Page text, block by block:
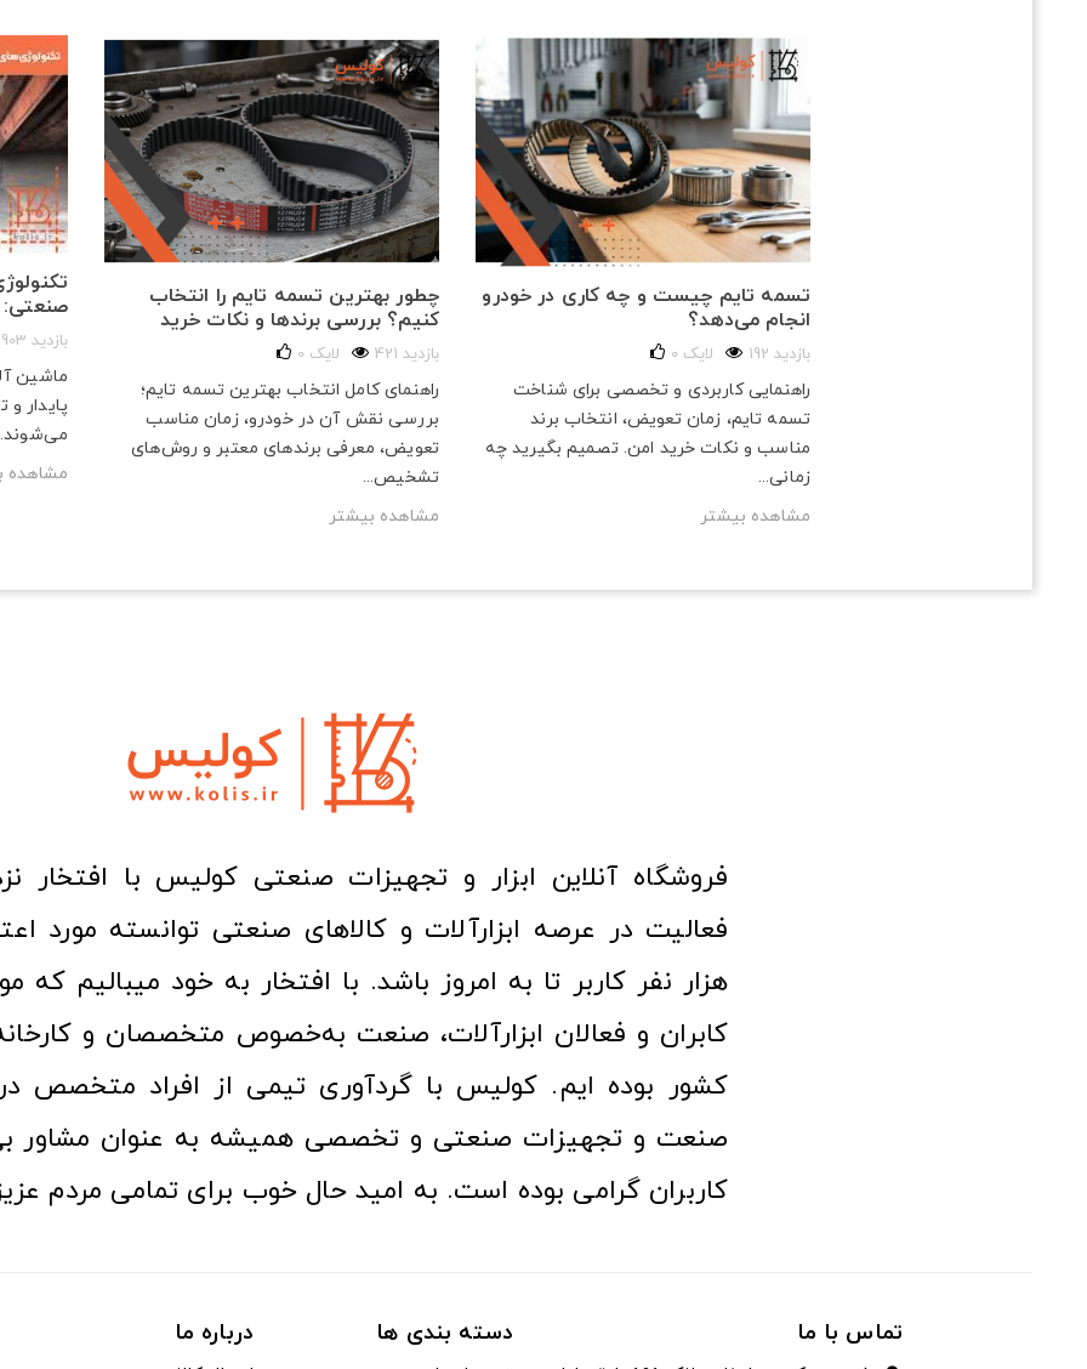
صنعتی:
903 بازدید
ماشین
پایدار
مشاهده
چطور بهترین تسمه تایم را انتخاب
کنیم؟ بررسی برندها و نکات خرید
421 بازدید 0 لایک
راهنمای کامل انتخاب بهترین تسمه تایم؛
بررسی نقش آن در خودرو، زمان مناسب
تعویض، معرفی برندهای معتبر و روش‌های
تشخیص...
مشاهده بیشتر
تسمه تایم چیست و چه کاری در خودرو
انجام می‌دهد؟
192 بازدید 0 لایک
راهنمایی کاربردی و تخصصی برای شناخت
تسمه تایم، زمان تعویض، انتخاب برند
مناسب و نکات خرید امن. تصمیم بگیرید چه
زمانی...
مشاهده بیشتر
هزار نفر کاربر تا به امروز باشد. با افتخار به خود میبالیم که
کابران و فعالان ابزارآلات، صنعت به‌خصوص متخصصان و
کشور بوده ایم. کولیس با گردآوری تیمی از افراد متخصص در
صنعت و تجهیزات صنعتی و تخصصی همیشه به عنوان مشاور
کاربران گرامی بوده است. به امید حال خوب برای تمامی مردم
تماس با ما دسته بندی ها درباره ما